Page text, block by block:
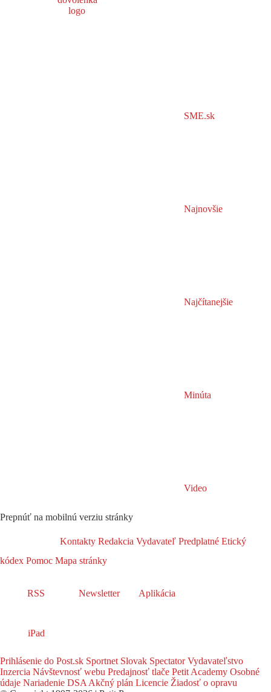
SME.sk
Najnovšie
Najčítanejšie
Minúta
Video
Prepnúť na mobilnú verziu stránky
Kontakty Redakcia Vydavateľ Predplatné Etický
kódex Pomoc Mapa stránky
RSS Newsletter Aplikácia
iPad
Prihlásenie do Post.sk Sportnet Slovak SpectatorVydavateľstvo
Inzercia Návštevnosť webu Predajnosť tlače Petit Academy Osobné
údaje Nariadenie DSA Akčný plán Licencie Žiadosť o opravu